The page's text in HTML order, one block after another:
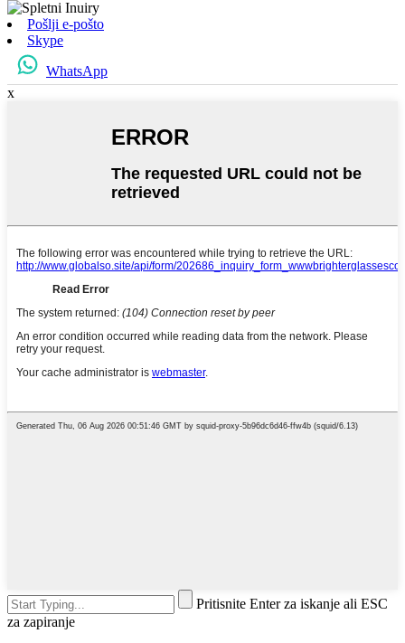
Pošlji e-pošto
Skype
WhatsApp
x
Pritisnite Enter za iskanje ali ESC
za zapiranje